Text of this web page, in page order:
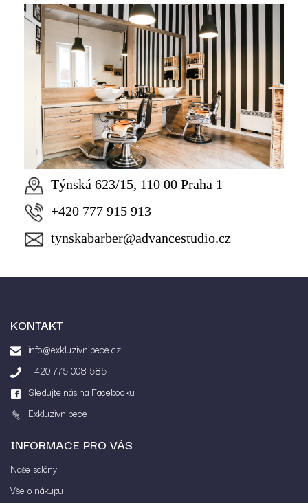
Týnská 623/15, 110 00 Praha 1
+420 777 915 913
tynskabarber@advancestudio.cz
KONTAKT
info@exkluzivnipece.cz
+ 420 775 008 585
Sledujte nás na Facebooku
Exkluzivnipece
INFORMACE PRO VÁS
Naše salóny
Vše o nákupu